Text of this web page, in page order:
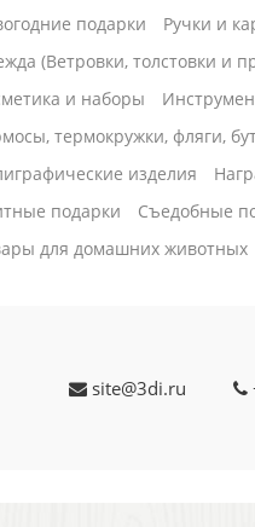
подарки
Ручки и
(Ветровки, толстовки и
и наборы
термокружки, фляги,
изделия
подарки
Cъедобные
для домашних животных
site@3di.ru